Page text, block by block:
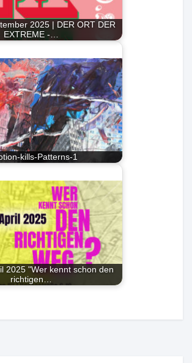
2025 | DER ORT DER
EXTREME -…
kills-Patterns-1
2025 "Wer kennt schon den
richtigen…